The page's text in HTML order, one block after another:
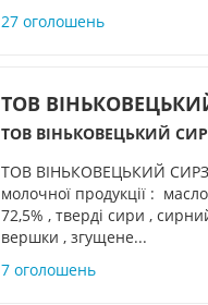
27 оголошень
ТОВ
ТОВ ВІНЬКОВЕЦЬКИЙ
ТОВ ВІНЬКОВЕЦЬКИЙ
молочної продукції :
72,5% , тверді сири ,
вершки , згущене...
7 оголошень